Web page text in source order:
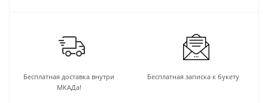
Бесплатная доставка внутри
МКАДа!
Бесплатная записка к букету